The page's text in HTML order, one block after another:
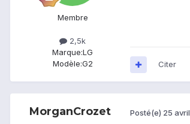
Membre
2,5k
Marque:LG
Modèle:G2 Citer
MorganCrozet Posté(e) 25